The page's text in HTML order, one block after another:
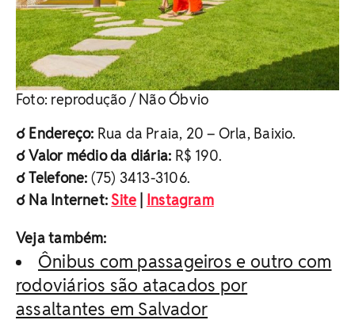
Foto: reprodução / Não Óbvio
☌ Endereço: Rua da Praia, 20 – Orla, Baixio.
☌ Valor médio da diária: R$ 190.
☌ Telefone: (75) 3413-3106.
☌ Na Internet: Site Instagram
Veja também:
Ônibus com passageiros e outro com
rodoviários são atacados por
assaltantes em Salvador